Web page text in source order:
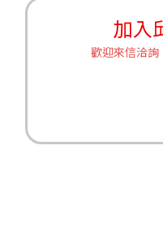
加入
歡迎來信洽詢